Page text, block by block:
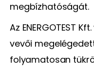
megbízhatóságát.
Az ENERGOTEST
vevői
folyamatosan